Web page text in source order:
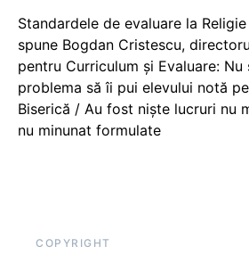
Standardele de evaluare la
spune Bogdan Cristescu,
pentru Curriculum și Evaluare:
problema să îi pui elevului notă
Biserică / Au fost niște lucruri nu
nu minunat formulate
COPYRIGHT